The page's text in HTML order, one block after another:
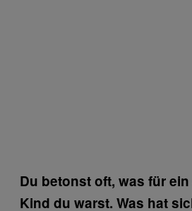
Du betonst oft, was für
Kind du warst. Was hat